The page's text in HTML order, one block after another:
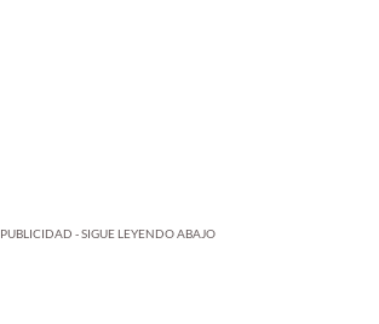
PUBLICIDAD - SIGUE LEYENDO ABAJO